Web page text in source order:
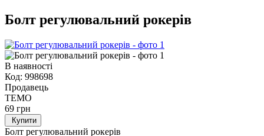
Болт регулювальний рокерів
В наявності
Код: 998698
Продавець
TEMO
69 грн
Купити
Болт регулювальний рокерів